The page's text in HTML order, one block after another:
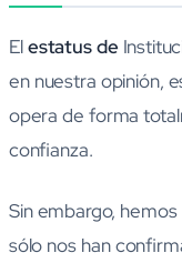
Elestatus de
en nuestra opinión,
opera de forma
confianza.
Sin embargo,
sólo nos han